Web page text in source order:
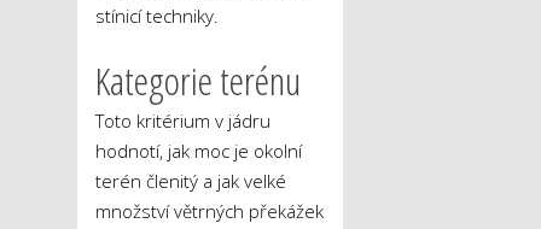
stínicí techniky.
Kategorie terénu
Toto kritérium v jádru
hodnotí, jak moc je okolní
terén členitý a jak velké
množství větrných překážek